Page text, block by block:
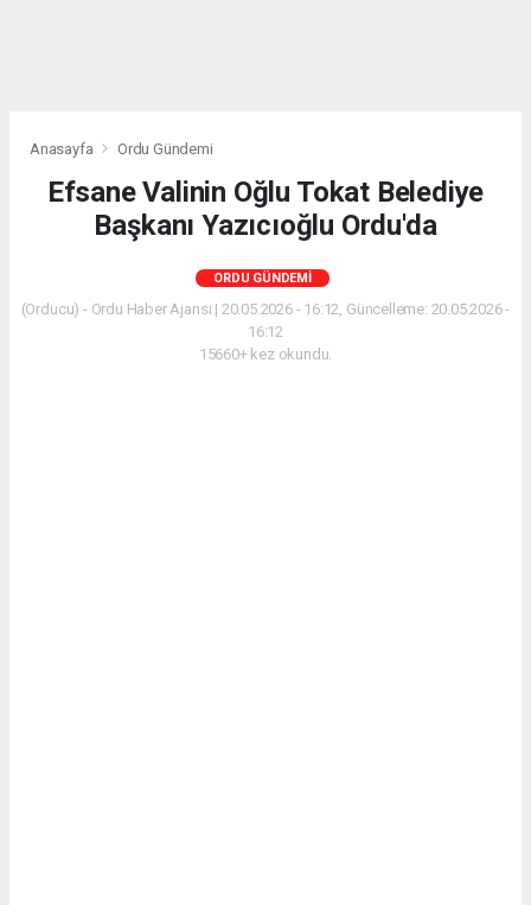
Anasayfa Ordu Gündemi
Efsane Valinin Oğlu Tokat Belediye
Başkanı Yazıcıoğlu Ordu'da
ORDU GÜNDEMI
(Orducu) - Ordu Haber Ajansı | 20.05.2026 - 16:12, Güncelleme: 20.05.2026 -
16:12
15660+ kez okundu.